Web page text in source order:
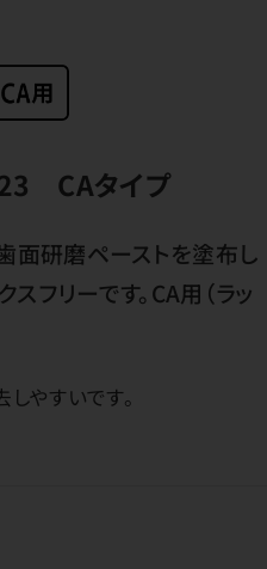
CAタイプ
面研磨ペーストを塗布し
フリーです。CA用（ラッ
やすいです。